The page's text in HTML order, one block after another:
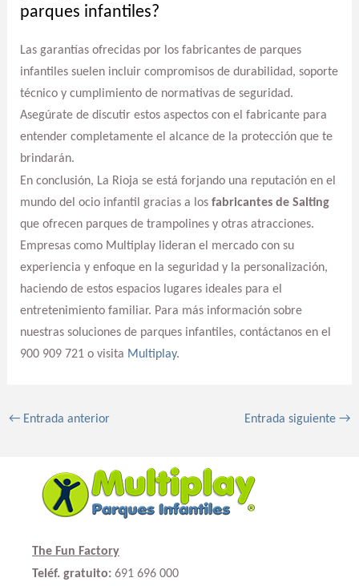
parques infantiles?
Las garantías ofrecidas por los fabricantes de parques
infantiles suelen incluir compromisos de durabilidad, soporte
técnico y cumplimiento de normativas de seguridad.
Asegúrate de discutir estos aspectos con el fabricante para
entender completamente el alcance de la protección que te
brindarán.
En conclusión, La Rioja se está forjando una reputación en el
mundo del ocio infantil gracias a los fabricantes de Salting
que ofrecen parques de trampolines y otras atracciones.
Empresas como Multiplay lideran el mercado con su
experiencia y enfoque en la seguridad y la personalización,
haciendo de estos espacios lugares ideales para el
entretenimiento familiar. Para más información sobre
nuestras soluciones de parques infantiles, contáctanos en el
900 909 721 o visita Multiplay.
←Entrada anterior Entrada siguiente→
The Fun Factory
Teléf. gratuito: 691 696 000